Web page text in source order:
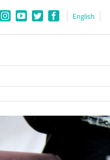
English
Facebook
Twitter